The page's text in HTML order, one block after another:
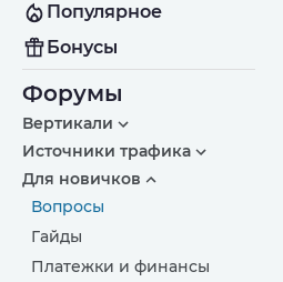
Популярное
Бонусы
Форумы
Вертикали
Источники трафика
Для новичков
Вопросы
Гайды
Платежки и финансы